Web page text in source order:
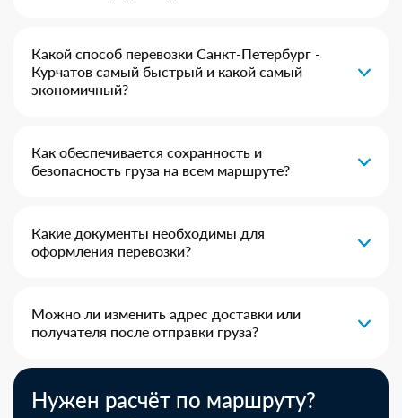
Какой способ перевозки Санкт-Петербург -
Курчатов самый быстрый и какой самый
экономичный?
Как обеспечивается сохранность и
безопасность груза на всем маршруте?
Какие документы необходимы для
оформления перевозки?
Можно ли изменить адрес доставки или
получателя после отправки груза?
Нужен расчёт по маршруту?